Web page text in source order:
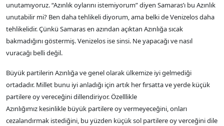
unutamıyoruz. “Azınlık oylarını istemiyorum” diyen Samaras’ı bu Azınlık
unutabilir mi? Ben daha tehlikeli diyorum, ama belki de Venizelos daha
tehlikelidir. Çünkü Samaras en azından açıktan Azınlığa sıcak
bakmadığını göstermiş. Venizelos ise sinsi. Ne yapacağı ve nasıl
vuracağı belli değil.
Büyük partilerin Azınlığa ve genel olarak ülkemize iyi gelmediği
ortadadır. Millet bunu iyi anladığı için artık her fırsatta ve yerde küçük
partilere oy vereceğini dillendiriyor. Özelllikle
Azınlığımız kesinlikle büyük partilere oy vermeyeceğini, onları
cezalandırmak istediğini, bu yüzden küçük sol partilere oy verceğini dile